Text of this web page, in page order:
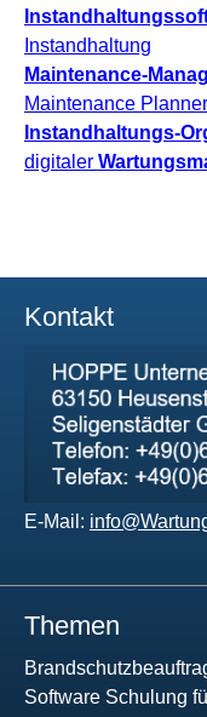
Instandhaltung
Maintenance-
Maintenance Planner
Instandhaltungs-
digitaler
Kontakt
E-Mail:
Themen
Software Schulung